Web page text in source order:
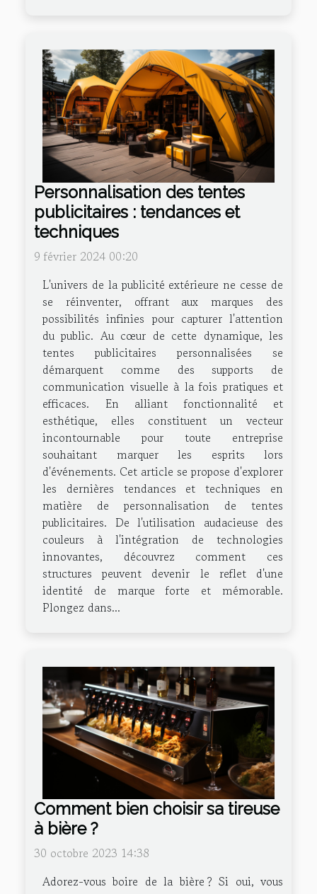
Personnalisation des tentes
publicitaires : tendances et
techniques
9 février 2024 00:20
L'univers de la publicité extérieure ne cesse de
se réinventer, offrant aux marques des
possibilités infinies pour capturer l'attention
du public. Au cœur de cette dynamique, les
tentes publicitaires personnalisées se
démarquent comme des supports de
communication visuelle à la fois pratiques et
efficaces. En alliant fonctionnalité et
esthétique, elles constituent un vecteur
incontournable pour toute entreprise
souhaitant marquer les esprits lors
d'événements. Cet article se propose d'explorer
les dernières tendances et techniques en
matière de personnalisation de tentes
publicitaires. De l'utilisation audacieuse des
couleurs à l'intégration de technologies
innovantes, découvrez comment ces
structures peuvent devenir le reflet d'une
identité de marque forte et mémorable.
Plongez dans...
Comment bien choisir sa tireuse
à bière ?
30 octobre 2023 14:38
Adorez-vous boire de la bière ? Si oui, vous